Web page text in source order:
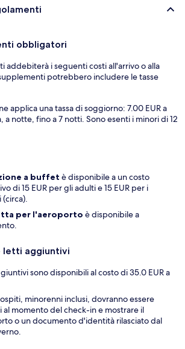
obbligatori
addebiterà i seguenti costi all'arrivo o alla
potrebbero includere le tasse
applica una tassa di soggiorno: 7.00 EUR a
a notte, fino a 7 notti. Sono esenti i minori di 12
a buffet è disponibile a un costo
di 15 EUR per gli adulti e 15 EUR per i
per l'aeroporto è disponibile a
letti aggiuntivi
sono disponibili al costo di 35.0 EUR a
minorenni inclusi, dovranno essere
al momento del check-in e mostrare il
o un documento d'identità rilasciato dal